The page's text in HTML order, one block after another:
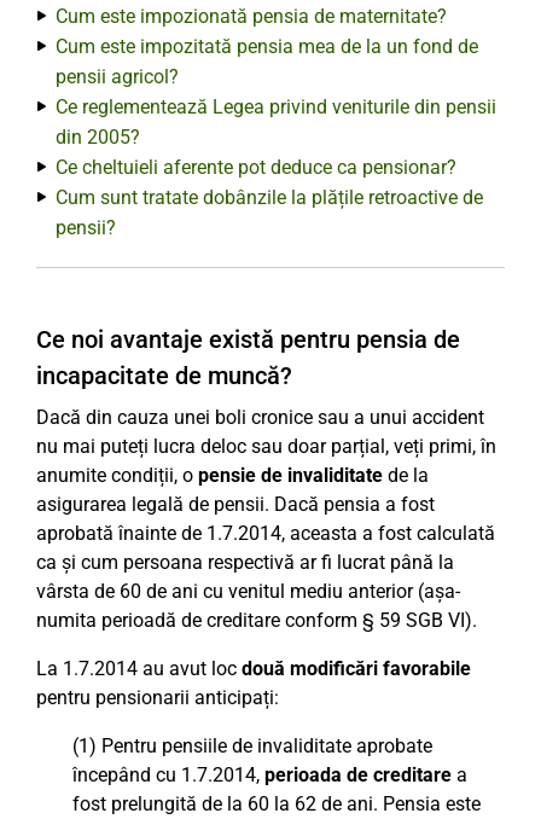
Cum este impozionată pensia de maternitate?
Cum este impozitată pensia mea de la un fond de
pensii agricol?
Ce reglementează Legea privind veniturile din pensii
din 2005?
Ce cheltuieli aferente pot deduce ca pensionar?
Cum sunt tratate dobânzile la plățile retroactive de
pensii?
Ce noi avantaje există pentru pensia de
incapacitate de muncă?
Dacă din cauza unei boli cronice sau a unui accident
nu mai puteți lucra deloc sau doar parțial, veți primi, în
anumite condiții, o pensie de invaliditate de la
asigurarea legală de pensii. Dacă pensia a fost
aprobată înainte de 1.7.2014, aceasta a fost calculată
ca și cum persoana respectivă ar fi lucrat până la
vârsta de 60 de ani cu venitul mediu anterior (așa-
numita perioadă de creditare conform § 59 SGB VI).
La 1.7.2014 au avut loc două modificări favorabile
pentru pensionarii anticipați:
(1) Pentru pensiile de invaliditate aprobate
începând cu 1.7.2014, perioada de creditare a
fost prelungită de la 60 la 62 de ani. Pensia este